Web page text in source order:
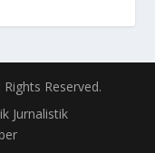
Rights Reserved.
Jurnalistik